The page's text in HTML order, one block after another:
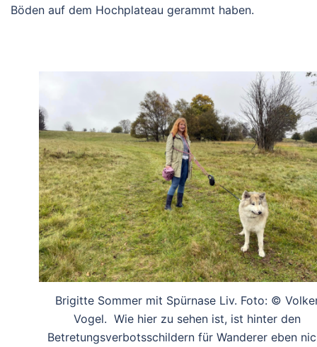
Böden auf dem Hochplateau gerammt haben.
Brigitte Sommer mit Spürnase Liv. Foto: ©
Vogel. Wie hier zu sehen ist, ist hinter den
Betretungsverbotsschildern für Wanderer eben